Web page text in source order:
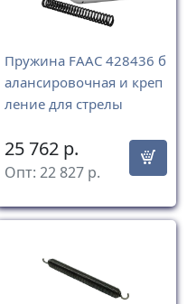
Пружина FAAC 428436 б
алансировочная и креп
ление для стрелы
25 762 р.
Опт: 22 827 р.